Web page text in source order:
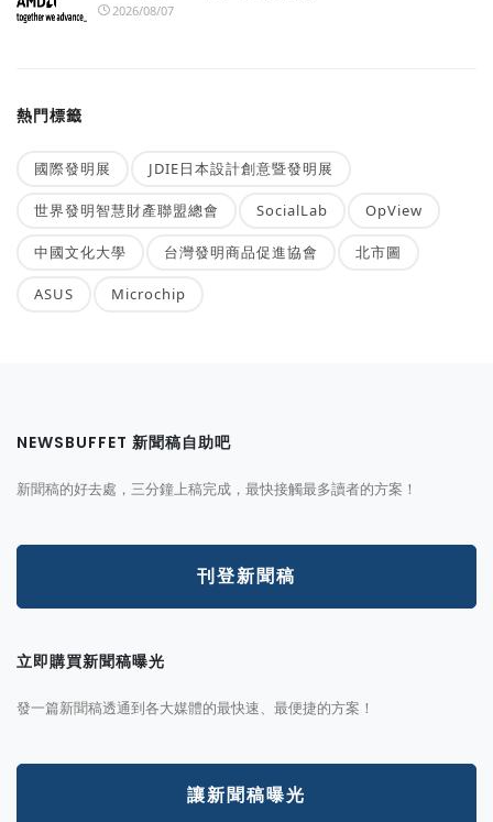
2026/08/07
熱門標籤
國際發明展 JDIE日本設計創意暨發明展
世界發明智慧財產聯盟總會 SocialLab OpView
中國文化大學 台灣發明商品促進協會 北市圖
ASUS Microchip
NEWSBUFFET 新聞稿自助吧
新聞稿的好去處，三分鐘上稿完成，最快接觸最多讀者的方案！
刊登新聞稿
立即購買新聞稿曝光
發一篇新聞稿透通到各大媒體的最快速、最便捷的方案！
讓新聞稿曝光